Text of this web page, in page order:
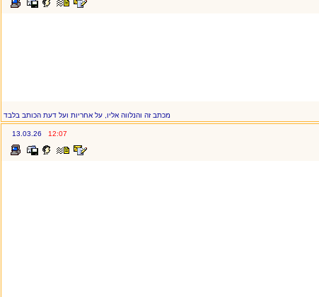
מכתב זה והנלווה אליו, על אחריות ועל דעת הכותב בלבד
12:07
13.03.26